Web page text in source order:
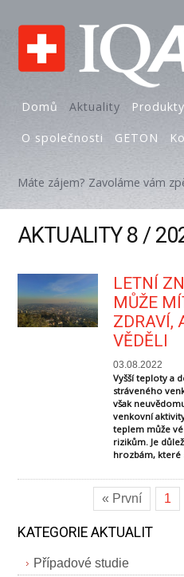
Domů Aktuality Produkty
O společnosti GETON
Máte zájem? Zavoláme vám
AKTUALITY 8 /
LETNÍ
MŮŽE
ZDRAVÍ,
VĚDĚLI
03.08.2022
Vyšší teploty a
stráveného
však
venkovní
teplem může
rizikům. Je
hrozbám, které
« První 1
KATEGORIE AKTUALIT
Případové studie